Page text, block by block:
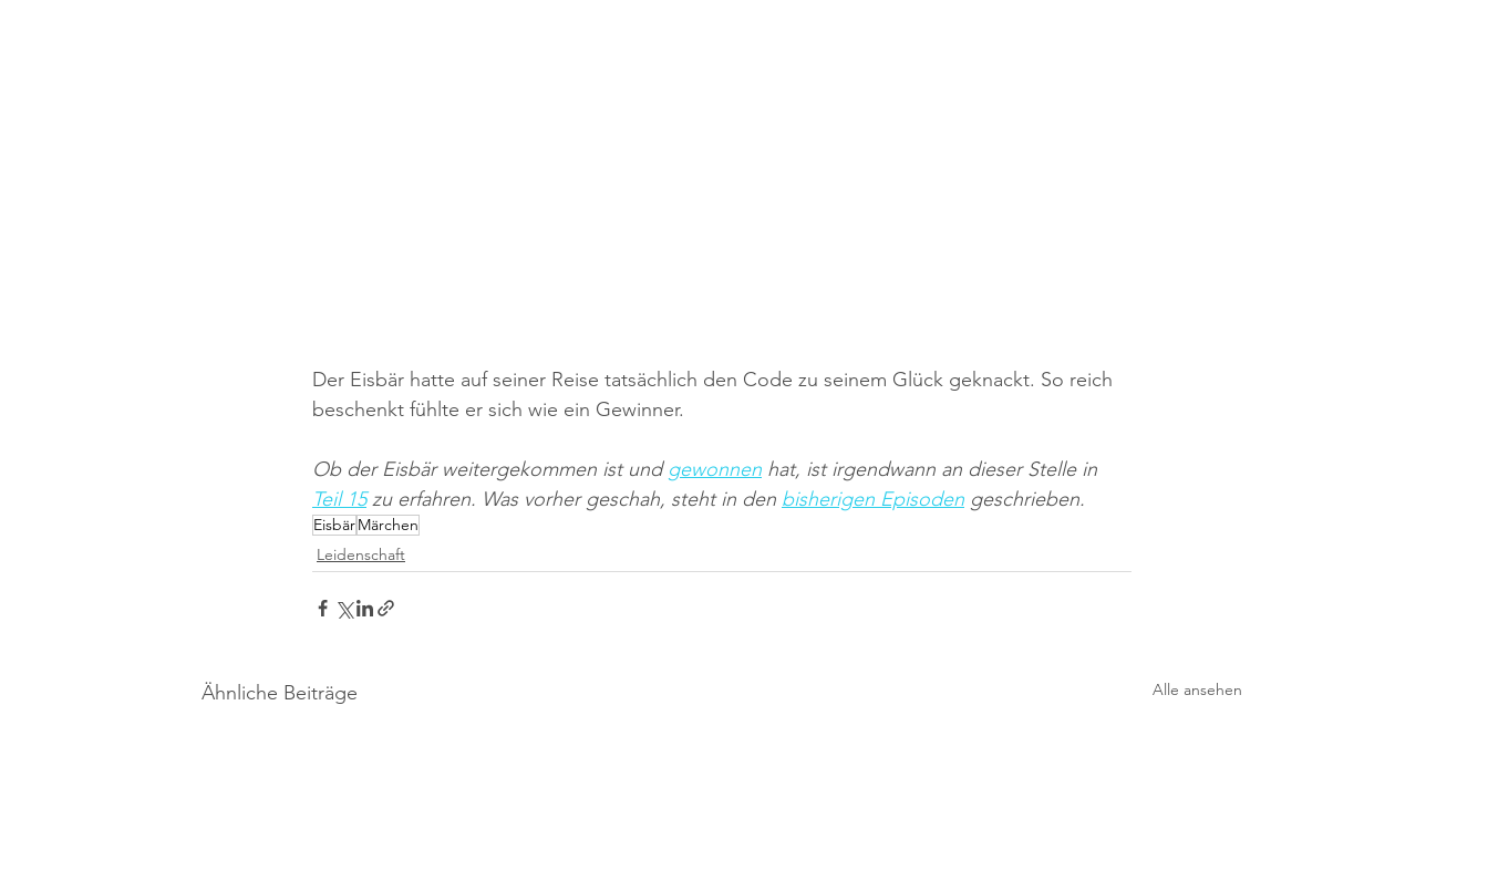
Der Eisbär hatte auf seiner Reise tatsächlich den Code zu seinem Glück geknackt. So reich
beschenkt fühlte er sich wie ein Gewinner.
Ob der Eisbär weitergekommen ist und gewonnen hat, ist irgendwann an dieser Stelle in
Teil 15 zu erfahren. Was vorher geschah, steht in den bisherigen Episoden geschrieben.
EisbärMärchen
Leidenschaft
Ähnliche Beiträge Alle ansehen